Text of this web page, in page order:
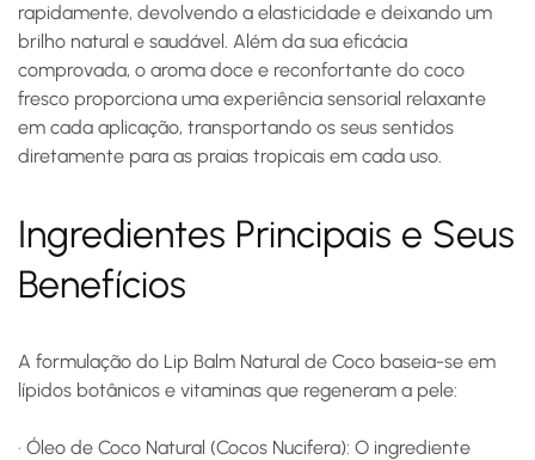
rapidamente, devolvendo a elasticidade e deixando um
brilho natural e saudável. Além da sua eficácia
comprovada, o aroma doce e reconfortante do coco
fresco proporciona uma experiência sensorial relaxante
em cada aplicação, transportando os seus sentidos
diretamente para as praias tropicais em cada uso.
Ingredientes Principais e Seus
Benefícios
A formulação do Lip Balm Natural de Coco baseia-se em
lípidos botânicos e vitaminas que regeneram a pele:
· Óleo de Coco Natural (Cocos Nucifera): O ingrediente